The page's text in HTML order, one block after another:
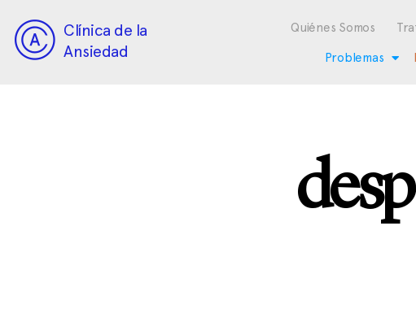
Clínica de la
Ansiedad
Quiénes Somos
Problemas